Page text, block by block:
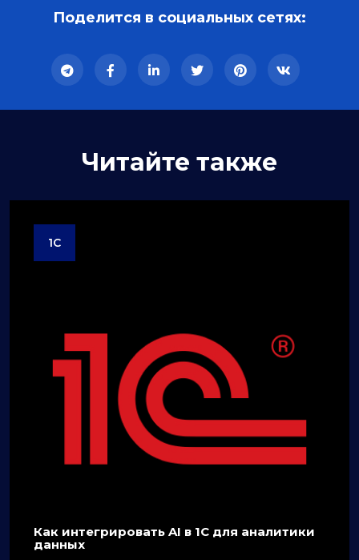
Поделится в социальных сетях:
Читайте также
1C
Как интегрировать AI в 1C для аналитики
данных